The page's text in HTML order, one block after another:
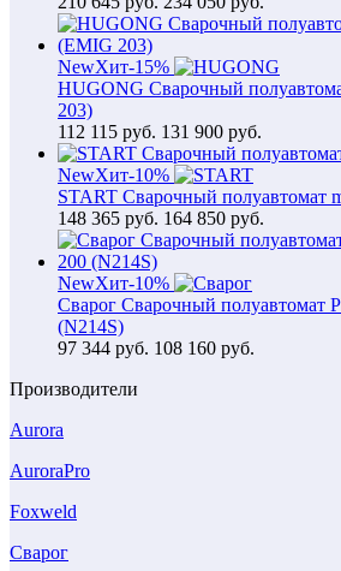
NewХит-15%
HUGONG Сварочный
203)
112 115 руб. 131 900 руб.
NewХит-10%
START Сварочный полуавтомат
148 365 руб. 164 850 руб.
NewХит-10%
Сварог Сварочный полуавтомат
(N214S)
97 344 руб. 108 160 руб.
Производители
Aurora
AuroraPro
Foxweld
Сварог